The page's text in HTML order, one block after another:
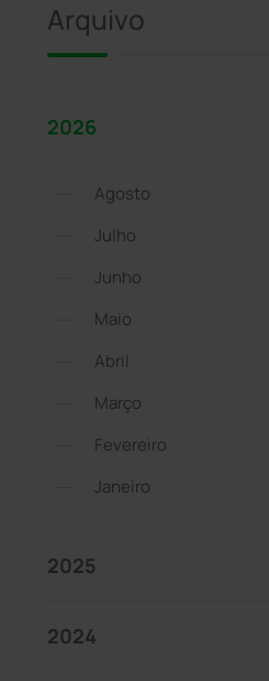
Arquivo
2026
Agosto
Julho
Junho
Maio
Abril
Março
Fevereiro
Janeiro
2025
2024